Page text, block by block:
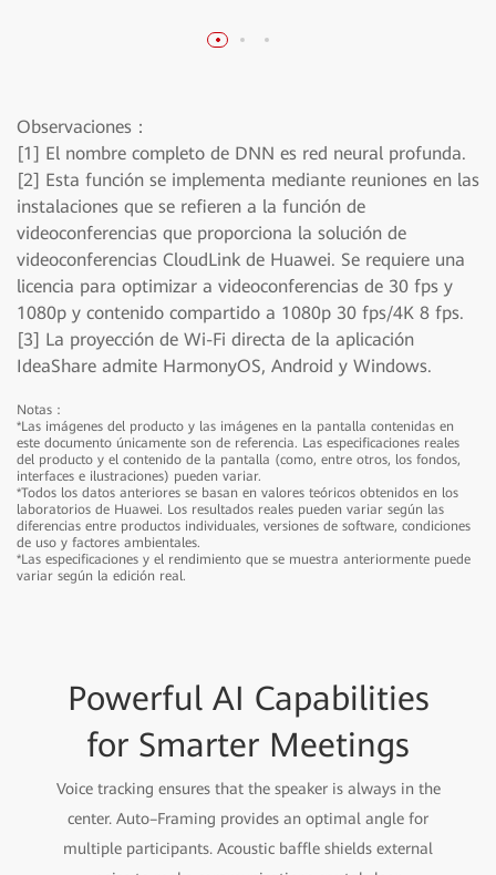
Observaciones：
[1] El nombre completo de DNN es red neural profunda.
[2] Esta función se implementa mediante reuniones en las
instalaciones que se refieren a la función de
videoconferencias que proporciona la solución de
videoconferencias CloudLink de Huawei. Se requiere una
licencia para optimizar a videoconferencias de 30 fps y
1080p y contenido compartido a 1080p 30 fps/4K 8 fps.
[3] La proyección de Wi-Fi directa de la aplicación
IdeaShare admite HarmonyOS, Android y Windows.
Notas：
*Las imágenes del producto y las imágenes en la pantalla contenidas en
este documento únicamente son de referencia. Las especificaciones reales
del producto y el contenido de la pantalla (como, entre otros, los fondos,
interfaces e ilustraciones) pueden variar.
*Todos los datos anteriores se basan en valores teóricos obtenidos en los
laboratorios de Huawei. Los resultados reales pueden variar según las
diferencias entre productos individuales, versiones de software, condiciones
de uso y factores ambientales.
*Las especificaciones y el rendimiento que se muestra anteriormente puede
variar según la edición real.
Powerful AI Capabilities
for Smarter Meetings
Voice tracking ensures that the speaker is always in the
center. Auto–Framing provides an optimal angle for
multiple participants. Acoustic baffle shields external